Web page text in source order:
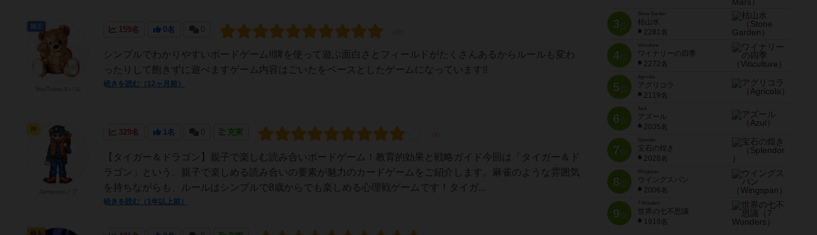
159名 0名 0
シンプルでわかりやすいボードゲーム!!牌を使って遊ぶ面白さとフィールドがたくさんあるからルールも変わ
ったりして飽きずに遊べますゲーム内容はごいたをベースとしたゲームになっています!!
続きを読む（12ヶ月前）
国王
329名 1名 0 充実
【タイガー＆ドラゴン】親子で楽しむ読み合いボードゲーム！教育的効果と戦略ガイド今回は「タイガー＆ド
ラゴン」という、親子で楽しめる読み合いの要素が魅力のカードゲームをご紹介します。麻雀のような雰囲気
を持ちながらも、ルールはシンプルで8歳からでも楽しめる心理戦ゲームです！タイガ...
続きを読む（1年以上前）
仙人
3位
Stone Garden
枯山水
2281名
4位
Viticulture
ワイナリーの四季
2272名
5位
Agricola
アグリコラ
2119名
6位
Azul
アズール
2035名
7位
宝石の煌き
2028名
8位
Wingspan
ウイングスパン
2006名
9位
7 Wonders
世界の七不思議
1919名